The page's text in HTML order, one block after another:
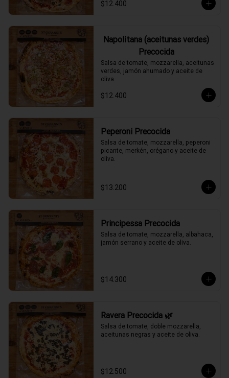
$12.400
Napolitana (aceitunas verdes)
Precocida
Salsa de tomate, mozzarella, aceitunas
verdes, jamón ahumado y aceite de
oliva.
$12.400
Peperoni Precocida
Salsa de tomate, mozzarella, peperoni
picante, merkén, orégano y aceite de
oliva.
$13.200
Principessa Precocida
Salsa de tomate, mozzarella, albahaca,
jamón serrano y aceite de oliva.
$14.300
Ravera Precocida 🌿
Salsa de tomate, doble mozzarella,
aceitunas negras y aceite de oliva.
$12.500